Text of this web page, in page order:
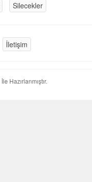
Silecekler
İletişim
İle Hazırlanmıştır.